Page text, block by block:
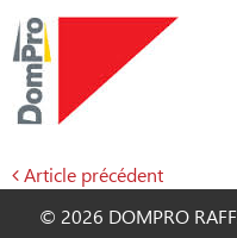
05
Navigation
Article précédent
© 2026 DOMPRO